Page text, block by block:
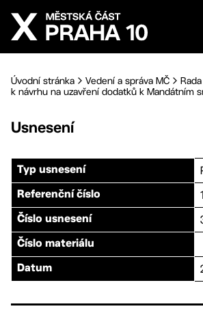
Přejít na hlavní obsah
Úvodní stránka Vedení a správa MČ
k návrhu na uzavření dodatků k Mandátním
Usnesení
Typ usnesení
Referenční číslo
Číslo usnesení
Číslo materiálu
Datum